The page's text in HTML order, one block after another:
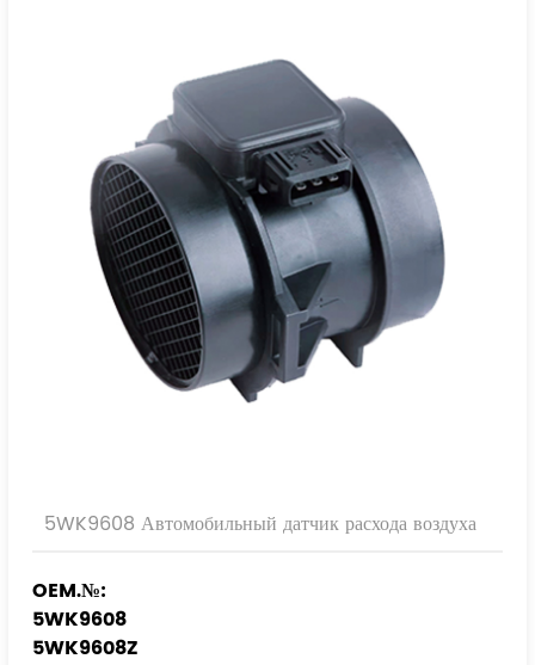
5WK9608 Автомобильный датчик расхода воздуха
OEM.№:
5WK9608
5WK9608Z